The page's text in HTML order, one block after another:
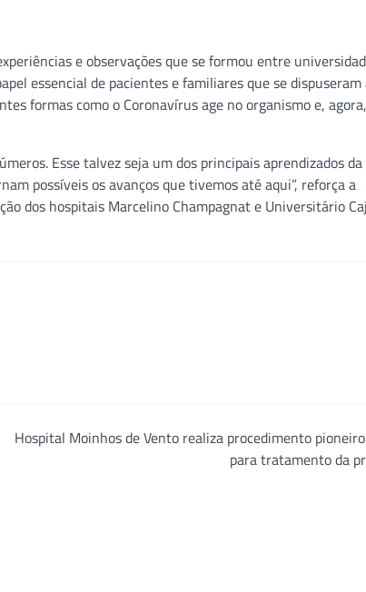
e observações que se formou entre
essencial de pacientes e familiares que se dispuseram
formas como o Coronavírus age no organismo e,
Esse talvez seja um dos principais aprendizados da
possíveis os avanços que tivemos até aqui”, reforça a
dos hospitais Marcelino Champagnat e Universitário
Hospital Moinhos de Vento realiza procedimento
para tratamento da